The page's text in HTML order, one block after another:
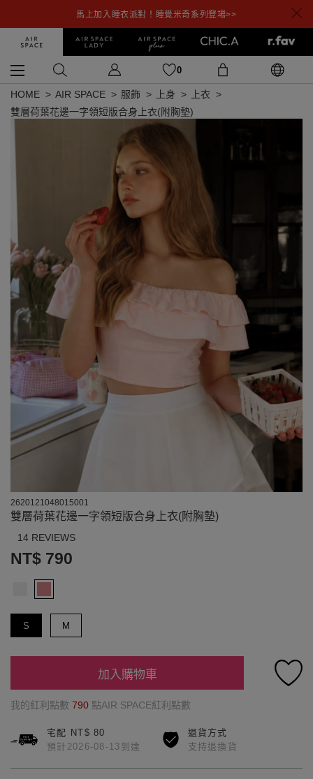
馬上加入睡衣派對！睡覺米奇系列登場>>
0
HOME AIR SPACE 服飾 上身
上衣
雙層荷葉花邊一字領短版合身上衣(附胸墊)
2620121048015001
雙層荷葉花邊一字領短版合身上衣(附胸墊)
14 REVIEWS
NT$ 790
S M
加入購物車
我的紅利點數 790 點AIR SPACE紅利點數
宅配 NT$ 80
預計2026-08-13到達
退貨方式
支持退換貨